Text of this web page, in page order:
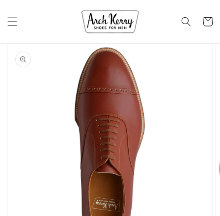
進む
ー
報にス
キップ
ギ
ャ
ラ
リ
ュ
ー